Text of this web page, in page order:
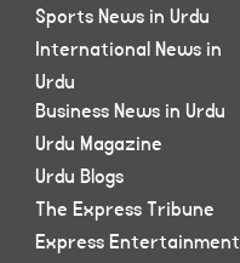
Sports News in Urdu
International News in
Urdu
Business News in Urdu
Urdu Magazine
Urdu Blogs
The Express Tribune
Express Entertainment